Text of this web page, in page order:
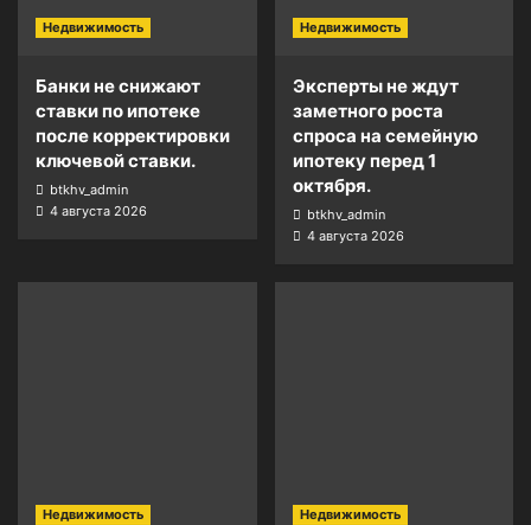
Недвижимость
Банки не снижают
ставки по ипотеке
после корректировки
ключевой ставки.
btkhv_admin
4 августа 2026
Недвижимость
Эксперты не ждут
заметного роста
спроса на семейную
ипотеку перед 1
октября.
btkhv_admin
4 августа 2026
Недвижимость Недвижимость